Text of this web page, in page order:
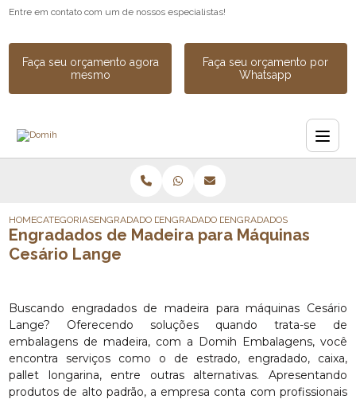
Entre em contato com um de nossos especialistas!
Faça seu orçamento agora
mesmo
Faça seu orçamento por
Whatsapp
HOMECATEGORIASENGRADADO DE MADEIRAENGRADADO DE MADEIRA INDUSTRIAL
ENGRADADOS DE MADEIRA
Engradados de Madeira para Máquinas
Cesário Lange
Buscando engradados de madeira para máquinas Cesário
Lange? Oferecendo soluções quando trata-se de
embalagens de madeira, com a Domih Embalagens, você
encontra serviços como o de estrado, engradado, caixa,
pallet longarina, entre outras alternativas. Apresentando
produtos de alto padrão, a empresa conta com profissionais